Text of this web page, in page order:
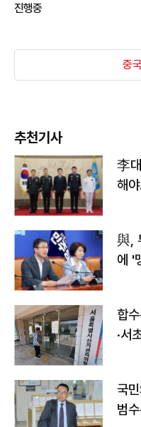
진행중
중
추천기사
李
해
與,
에 '
합
·서
국
범